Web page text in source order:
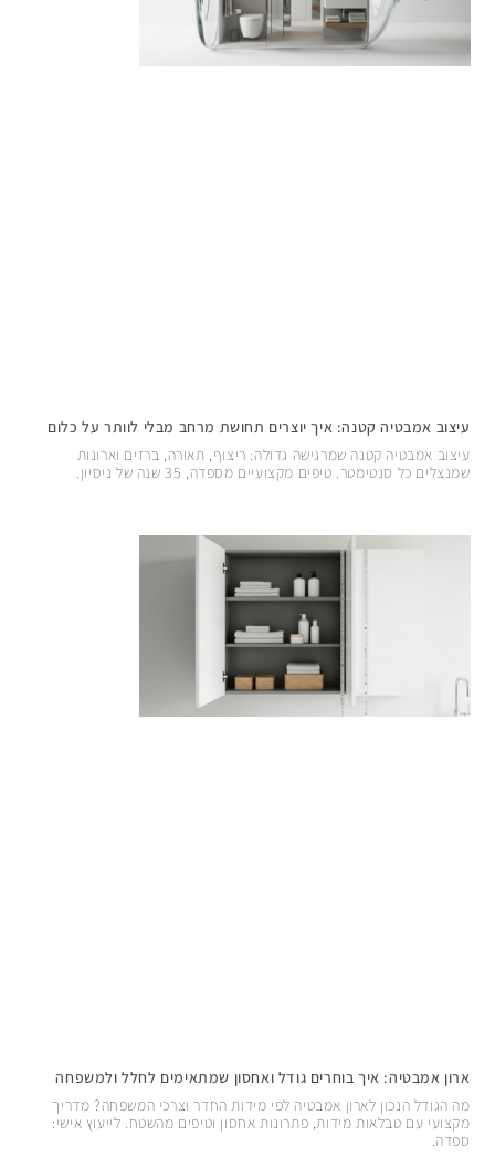
עיצוב אמבטיה קטנה: איך יוצרים תחושת מרחב מבלי לוותר על כלום
עיצוב אמבטיה קטנה שמרגישה גדולה: ריצוף, תאורה, ברזים וארונות
שמנצלים כל סנטימטר. טיפים מקצועיים מספדה, 35 שנה של ניסיון.
ארון אמבטיה: איך בוחרים גודל ואחסון שמתאימים לחלל ולמשפחה
מה הגודל הנכון לארון אמבטיה לפי מידות החדר וצרכי המשפחה? מדריך
מקצועי עם טבלאות מידות, פתרונות אחסון וטיפים מהשטח. לייעוץ אישי:
ספדה.